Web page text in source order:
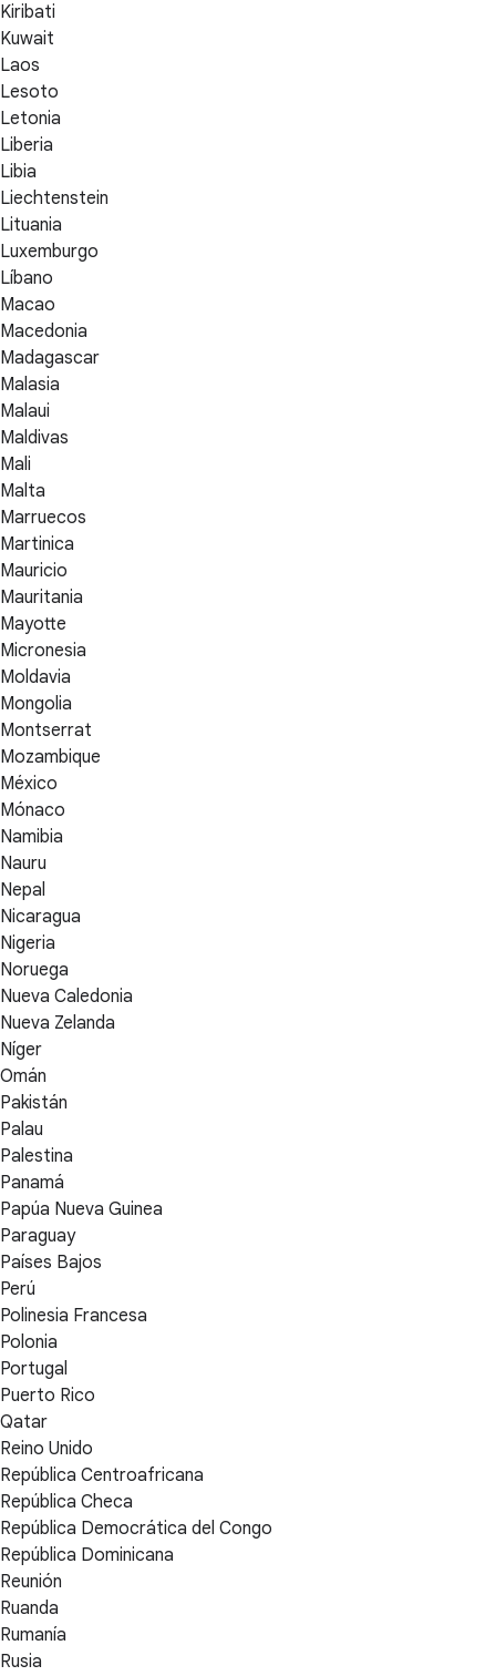
Kiribati
Kuwait
Laos
Lesoto
Letonia
Liberia
Libia
Liechtenstein
Lituania
Luxemburgo
Líbano
Macao
Macedonia
Madagascar
Malasia
Malaui
Maldivas
Mali
Malta
Marruecos
Martinica
Mauricio
Mauritania
Mayotte
Micronesia
Moldavia
Mongolia
Montserrat
Mozambique
México
Mónaco
Namibia
Nauru
Nepal
Nicaragua
Nigeria
Noruega
Nueva Caledonia
Nueva Zelanda
Níger
Omán
Pakistán
Palau
Palestina
Panamá
Papúa Nueva Guinea
Paraguay
Países Bajos
Perú
Polinesia Francesa
Polonia
Portugal
Puerto Rico
Qatar
Reino Unido
República Centroafricana
República Checa
República Democrática del Congo
República Dominicana
Reunión
Ruanda
Rumanía
Rusia